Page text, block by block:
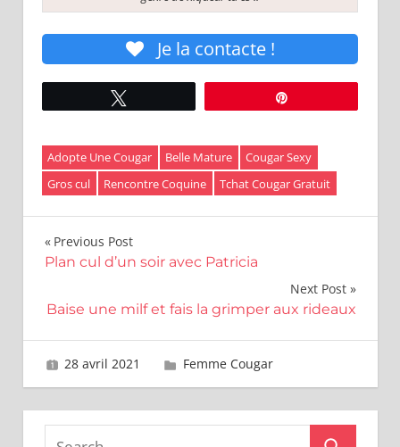
Je la contacte !
Adopte Une Cougar Belle Mature
Cougar Sexy
Gros cul
Rencontre Coquine Tchat Cougar Gratuit
Navigation
l’article
Previous Post
Plan cul d’un soir avec Patricia
Next Post
Baise une milf et fais la grimper aux rideaux
28 avril 2021 Miss Mature
Femme Cougar